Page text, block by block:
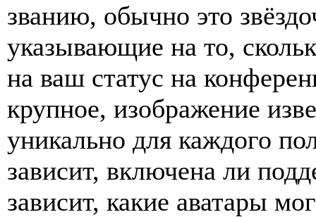
званию, обычно это
указывающие на то,
на ваш статус на
крупное, изображение
уникально для каждого
зависит, включена ли
зависит, какие аватары